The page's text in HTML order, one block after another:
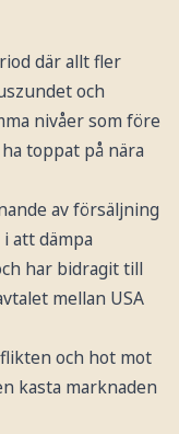
där allt fler
och
nivåer som före
toppat på nära
av försäljning
att dämpa
har bidragit till
mellan USA
och hot mot
kasta marknaden